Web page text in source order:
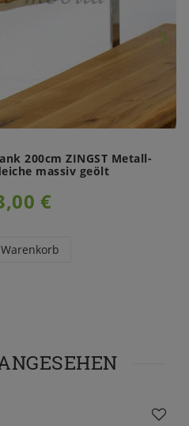
200cm ZINGST Metall-
massiv geölt
€